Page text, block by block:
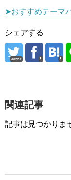
➤おすすめテーマ
シェアする
error
関連記事
記事は見つかりま